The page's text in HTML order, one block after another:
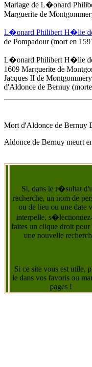
Mariage de L�onard
Marguerite de
L�onard Philibert H�lie
de Pompadour (mort en
L�onard Philibert H�lie
1609 Marguerite de
Jacques II de
d'Aldonce de Bernuy
Mort d'Aldonce de Bernuy
Aldonce de Bernuy meurt
Si, dans le r�sultat
recherche, un nom de
ou de lieu ou une date
interpelle,
faites un clique droit pour
une nouvelle
Si ce site vous est utile,
le dans vos favoris ou
pages !